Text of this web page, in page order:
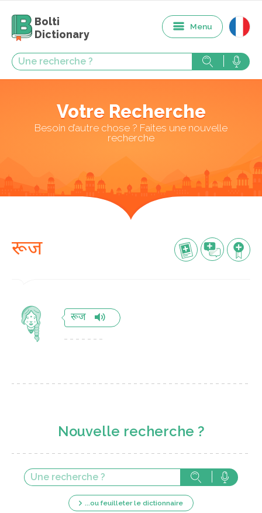
Bolti
Dictionary
Menu
Votre Recherche
Besoin d’autre chose ? Faites une nouvelle
recherche
रूज
रूज
Nouvelle recherche ?
...ou feuilleter le dictionnaire